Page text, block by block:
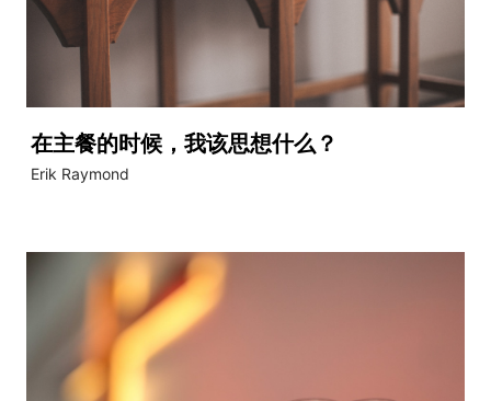
在主餐的时候，我该思想什么？
Erik Raymond